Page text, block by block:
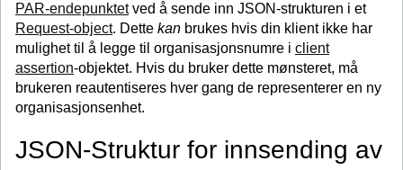
PAR-endepunktetved å sende inn JSON-strukturen i et
Request-object. Dette kan brukes hvis din klient ikke har
mulighet til å legge til organisasjonsnumre i client
assertion-objektet. Hvis du bruker dette mønsteret, må
brukeren reautentiseres hver gang de representerer en ny
organisasjonsenhet.
JSON-Struktur for innsending av